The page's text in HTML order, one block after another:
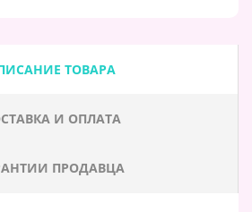
ТОВАРА
И ОПЛАТА
ПРОДАВЦА